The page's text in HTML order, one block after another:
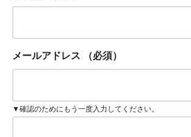
メールアドレス （必須）
▼確認のためにもう一度入力してください。